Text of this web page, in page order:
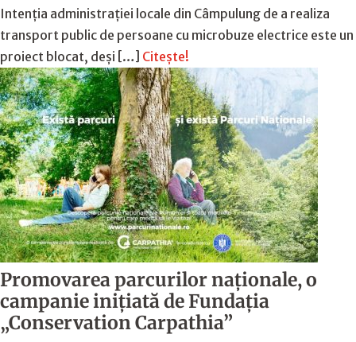
Intenția administrației locale din Câmpulung de a realiza
transport public de persoane cu microbuze electrice este un
proiect blocat, deși […] Citește!
Promovarea parcurilor naționale, o
campanie inițiată de Fundația
„Conservation Carpathia”